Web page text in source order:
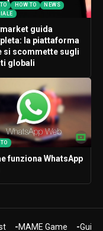
HOW TO
NEWS
guida
la piattaforma
si scommette sugli
globali
funziona WhatsApp
MAME Game Guide